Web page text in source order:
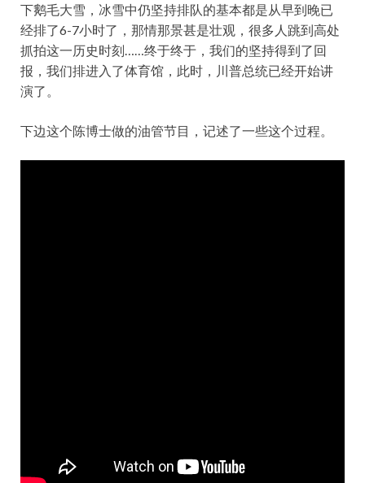
下鹅毛大雪，冰雪中仍坚持排队的基本都是从早到晚已
经排了6-7小时了，那情那景甚是壮观，很多人跳到高处
抓拍这一历史时刻……终于终于，我们的坚持得到了回
报，我们排进入了体育馆，此时，川普总统已经开始讲
演了。
下边这个陈博士做的油管节目，记述了一些这个过程。